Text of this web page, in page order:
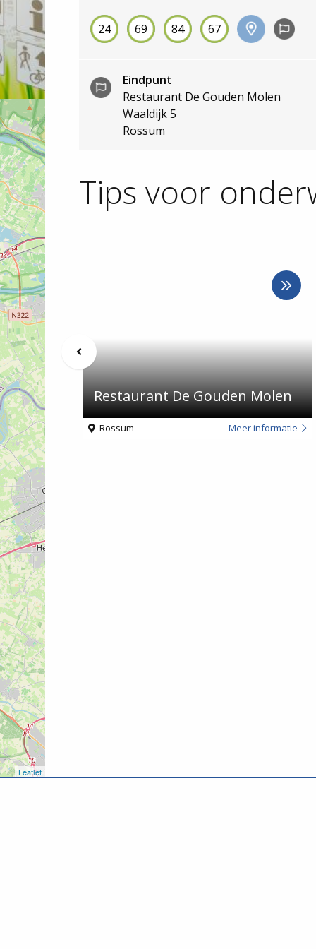
Leaflet
24 69 84 67
Eindpunt
Restaurant De Gouden Molen
Waaldijk 5
Rossum
Tips voor
Vorige
berichten
informatie
Restaurant De Gouden Molen
Rossum Meer informatie
Molen